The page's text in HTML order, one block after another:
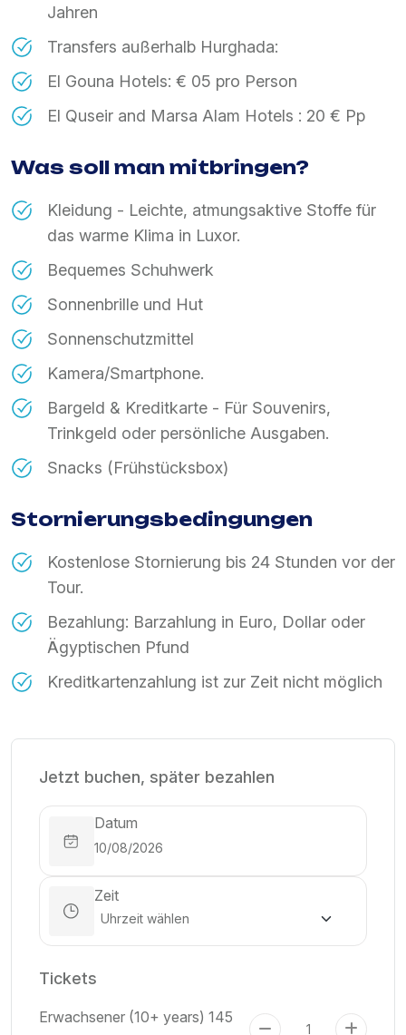
Jahren
Transfers außerhalb Hurghada:
El Gouna Hotels: € 05 pro Person
El Quseir and Marsa Alam Hotels : 20 € Pp
Was soll man mitbringen?
Kleidung - Leichte, atmungsaktive Stoffe für
das warme Klima in Luxor.
Bequemes Schuhwerk
Sonnenbrille und Hut
Sonnenschutzmittel
Kamera/Smartphone.
Bargeld & Kreditkarte - Für Souvenirs,
Trinkgeld oder persönliche Ausgaben.
Snacks (Frühstücksbox)
Stornierungsbedingungen
Kostenlose Stornierung bis 24 Stunden vor der
Tour.
Bezahlung: Barzahlung in Euro, Dollar oder
Ägyptischen Pfund
Kreditkartenzahlung ist zur Zeit nicht möglich
Jetzt buchen, später bezahlen
Datum
Zeit
Tickets
Erwachsener (10+ years) 145